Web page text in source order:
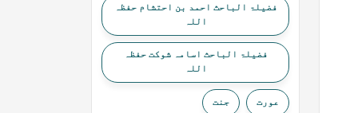
فضیلۃ الباحث احمد بن احتشام حفظہ
اللہ
فضیلۃ الباحث اسامہ شوکت حفظہ
اللہ
عورت جنت